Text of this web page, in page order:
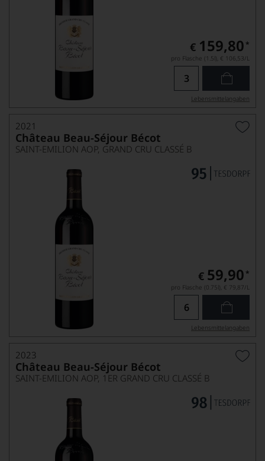
€ 159,80 *
pro Flasche (1.5l), € 106,53/L
Lebensmittel­angaben
2021
Château Beau-Séjour Bécot
SAINT-EMILION AOP, GRAND CRU CLASSÉ B
€ 59,90 *
pro Flasche (0.75l), € 79,87/L
Lebensmittel­angaben
2023
Château Beau-Séjour Bécot
SAINT-EMILION AOP, 1ER GRAND CRU CLASSÉ B